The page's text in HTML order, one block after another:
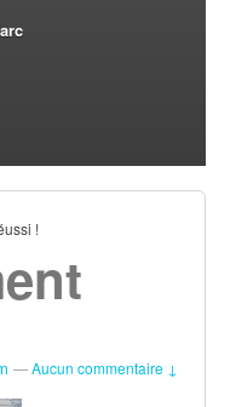
!
—Aucun commentaire ↓